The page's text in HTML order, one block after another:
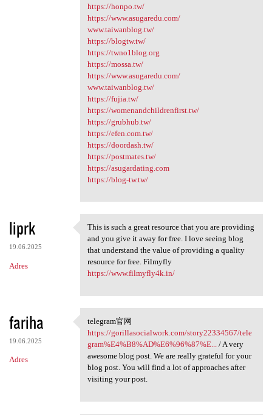
https://honpo.tw/
https://www.asugaredu.com/
www.taiwanblog.tw/
https://blogtw.tw/
https://twno1blog.org
https://mossa.tw/
https://www.asugaredu.com/
www.taiwanblog.tw/
https://fujia.tw/
https://womenandchildrenfirst.tw/
https://grubhub.tw/
https://efen.com.tw/
https://doordash.tw/
https://postmates.tw/
https://asugardating.com
https://blog-tw.tw/
liprk
19.06.2025
Adres
This is such a great resource
This is such a great resource that you are providing
and you give it away for free. I love seeing blog
that understand the value of providing a quality
resource for free. Filmyfly
https://www.filmyfly4k.in/
fariha
19.06.2025
Adres
telegram官网 https:/
telegram官网
https://gorillasocialwork.com/story22334567/tele
gram%E4%B8%AD%E6%96%87%E...
/ A very
awesome blog post. We are really grateful for your
blog post. You will find a lot of approaches after
visiting your post.